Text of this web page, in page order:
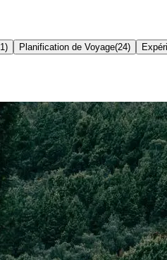
) Planification de Voyage(24)